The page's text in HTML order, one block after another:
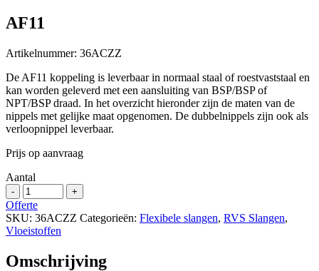
AF11
Artikelnummer: 36ACZZ
De AF11 koppeling is leverbaar in normaal staal of roestvaststaal en
kan worden geleverd met een aansluiting van BSP/BSP of
NPT/BSP draad. In het overzicht hieronder zijn de maten van de
nippels met gelijke maat opgenomen. De dubbelnippels zijn ook als
verloopnippel leverbaar.
Prijs op aanvraag
Aantal
-
AF11
aantal
+
Offerte
SKU: 36ACZZ Categorieën: Flexibele slangen, RVS Slangen,
Vloeistoffen
Omschrijving